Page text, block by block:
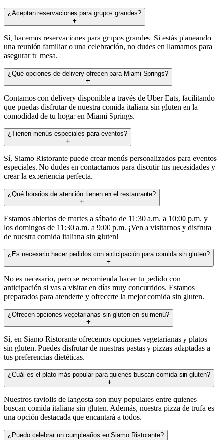
¿Aceptan reservaciones para grupos grandes?
Sí, hacemos reservaciones para grupos grandes. Si estás planeando
una reunión familiar o una celebración, no dudes en llamarnos para
asegurar tu mesa.
¿Qué opciones de delivery ofrecen para Miami Springs?
Contamos con delivery disponible a través de Uber Eats, facilitando
que puedas disfrutar de nuestra comida italiana sin gluten en la
comodidad de tu hogar en Miami Springs.
¿Tienen menús especiales para eventos?
Sí, Siamo Ristorante puede crear menús personalizados para eventos
especiales. No dudes en contactarnos para discutir tus necesidades y
crear la experiencia perfecta.
¿Qué horarios de atención tienen en el restaurante?
Estamos abiertos de martes a sábado de 11:30 a.m. a 10:00 p.m. y
los domingos de 11:30 a.m. a 9:00 p.m. ¡Ven a visitarnos y disfruta
de nuestra comida italiana sin gluten!
¿Es necesario hacer pedidos con anticipación para comida sin gluten?
No es necesario, pero se recomienda hacer tu pedido con
anticipación si vas a visitar en días muy concurridos. Estamos
preparados para atenderte y ofrecerte la mejor comida sin gluten.
¿Ofrecen opciones vegetarianas sin gluten en su menú?
Sí, en Siamo Ristorante ofrecemos opciones vegetarianas y platos
sin gluten. Puedes disfrutar de nuestras pastas y pizzas adaptadas a
tus preferencias dietéticas.
¿Cuál es el plato más popular para quienes buscan comida sin gluten?
Nuestros raviolis de langosta son muy populares entre quienes
buscan comida italiana sin gluten. Además, nuestra pizza de trufa es
una opción destacada que encantará a todos.
¿Puedo celebrar un cumpleaños en Siamo Ristorante?